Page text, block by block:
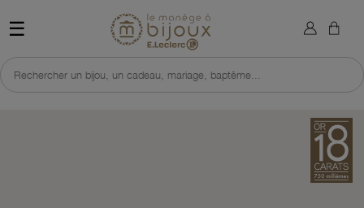
☰ Retour à l'accueil du site
Rechercher un bijou, un cadeau, mariage, baptême...
×